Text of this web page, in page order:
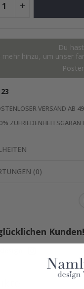
Du
mehr hinzu, um unser
VERSAND AB
(0)
Kunden!